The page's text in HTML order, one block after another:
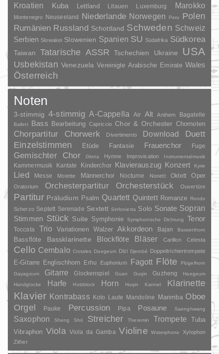
Kroatien Kuba Lettland Litauen Luxemburg Marokko
Montenegro Neuseeland Niederlande Norwegen Peru
Polen
Rumänien Russland Schottland Schweden Schweiz
Serbien Slowakei Slowenien Spanien SU Südafrika Südkorea
Taiwan Tatarische ASSR Tschechien Ukraine USA
Usbekistan Venezuela Vereinigte Arabische Emirate Wales
Österreich
Noten
3-stimmig 4-stimmig A-Cappella Air Alt Anthem Bagatelle
Ballett Bass Bearbeitung Capriccio Chor & Orchester Chornoten
Chorpartitur Chorwerk Divertimento Download
Duett
Einzelstimmen
Etüde Fantasie Frauenchor Fuge
Gemischter Chor Gloria Hymne Improvisation Instrumentalmusik
Kammermusik Kantate Kinderchor Klavierauszug Konzert Kyrie
Lied Messe Motette Männerchor Nocturne Nonett Oktett Oper
Oratorium Orchesterpartitur Orchesterstück Ouvertüre
Partitur Präludium Psalm Quartett Quintett Romanze Rondo
Scherzo Septett Serenade Sextett Sinfonietta Solo Sonate Sopran
Stimmen Stück Suite Symphonie Symphonische Dichtung Tenor
Toccata Trio Variationen Walzer Akkordeon Bajan Bassetthorn
Bassflöte Bassklarinette Blockflöte Bläser Carillon Celesta
Cello Cembalo Crotales Daegeum Dizi Djembé Doppeltrichtertrompete
E-Gitarre Englischhorn Erhu Euphonium Fagott Flöte
Flügelhorn
Gayageum
Gitarre Glockenspiel Guan Guqin Guzheng
Haegeum
Handglocke
Harfe Holzblock Horn Huqin Kannel Klarinette
Klavier Kontrabass Koto Laute Mandoline Marimba Oboe
Orgel Pauke Percussion Pipa Posaune Saenghwang
Saxophon Sheng Shō Streicher Theremin Trompete
Tuba
Vibraphon Viola Viola da Gamba Violine Waterphone
Xylophon
Zither